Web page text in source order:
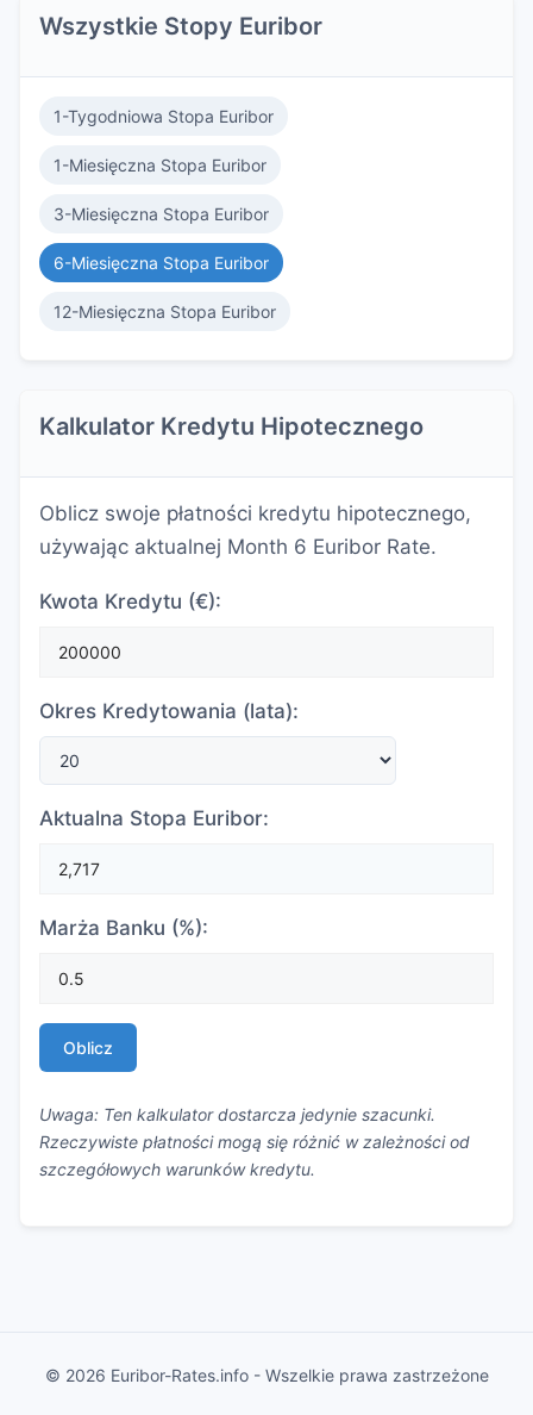
Wszystkie Stopy Euribor
1-Tygodniowa Stopa Euribor
1-Miesięczna Stopa Euribor
3-Miesięczna Stopa Euribor
6-Miesięczna Stopa Euribor
12-Miesięczna Stopa Euribor
Kalkulator Kredytu Hipotecznego
Oblicz swoje płatności kredytu hipotecznego,
używając aktualnej Month 6 Euribor Rate.
Kwota Kredytu (€):
Okres Kredytowania (lata):
Aktualna Stopa Euribor:
Marża Banku (%):
Oblicz
Uwaga: Ten kalkulator dostarcza jedynie szacunki.
Rzeczywiste płatności mogą się różnić w zależności od
szczegółowych warunków kredytu.
© 2026 Euribor-Rates.info - Wszelkie prawa zastrzeżone